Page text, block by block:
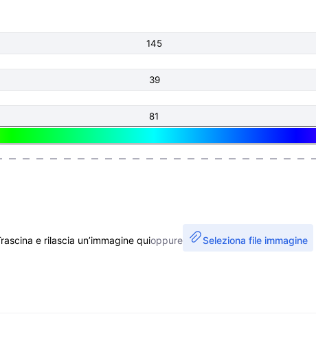
e rilascia un’immagine quioppure Seleziona file immagine